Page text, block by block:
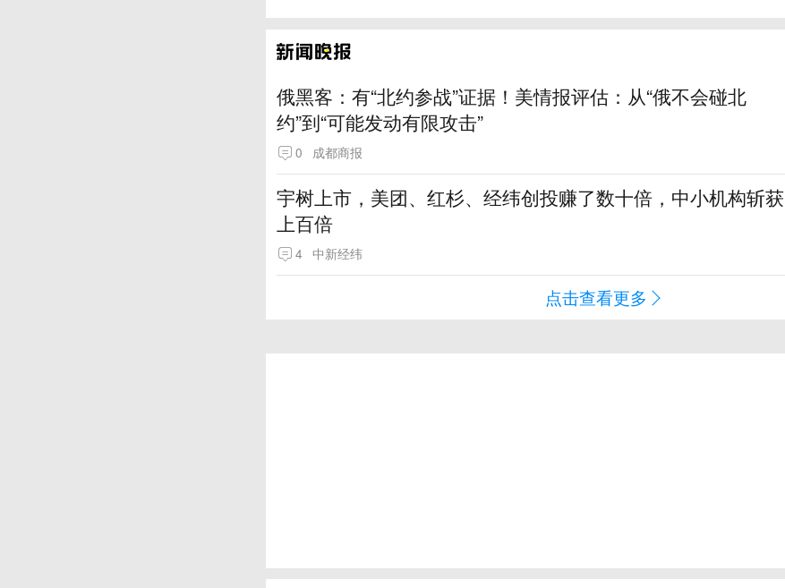
俄黑客：有“北约参战”证据！美情报评估：从“俄不会碰北
约”到“可能发动有限攻击”
0 成都商报
宇树上市，美团、红杉、经纬创投赚了数十倍，中小机构斩获
上百倍
4 中新经纬
点击查看更多